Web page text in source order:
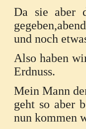
Da sie aber
und noch
Also haben
Erdnuss.
Mein Mann
geht so aber
nun kommen